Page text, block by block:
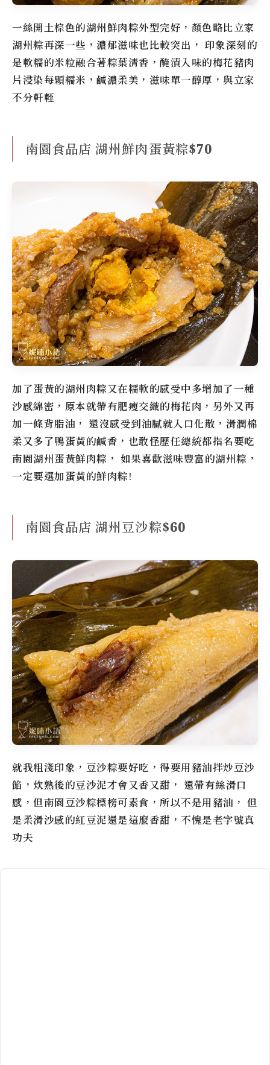
一絲開土棕色的湖州鮮肉粽外型完好，顏色略比立家
湖州粽再深一些，濃郁滋味也比較突出， 印象深刻的
是軟糯的米粒融合著粽葉清香，醃漬入味的梅花豬肉
片浸染每顆糯米，鹹濃柔美，滋味單一醇厚，與立家
不分軒輊
南園食品店 湖州鮮肉蛋黃粽$70
加了蛋黃的湖州肉粽又在糯軟的感受中多增加了一種
沙感綿密，原本就帶有肥瘦交織的梅花肉，另外又再
加一條背脂油， 還沒感受到油膩就入口化散，滑潤棉
柔又多了鴨蛋黃的鹹香，也敢怪歷任總統都指名要吃
南園湖州蛋黃鮮肉粽， 如果喜歡滋味豐富的湖州粽，
一定要選加蛋黃的鮮肉粽!
南園食品店 湖州豆沙粽$60
就我粗淺印象，豆沙粽要好吃，得要用豬油拌炒豆沙
餡，炊熟後的豆沙泥才會又香又甜， 還帶有絲滑口
感，但南園豆沙粽標榜可素食，所以不是用豬油， 但
是柔滑沙感的紅豆泥還是這麼香甜，不愧是老字號真
功夫